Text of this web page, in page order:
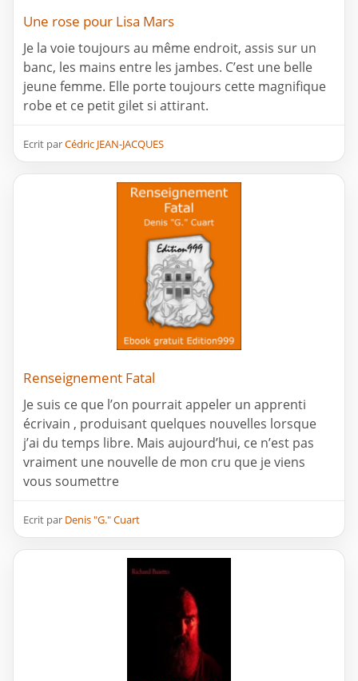
Une rose pour Lisa Mars
Je la voie toujours au même endroit, assis sur un
banc, les mains entre les jambes. C’est une belle
jeune femme. Elle porte toujours cette magnifique
robe et ce petit gilet si attirant.
Ecrit parCédric JEAN-JACQUES
Renseignement Fatal
Je suis ce que l’on pourrait appeler un apprenti
écrivain , produisant quelques nouvelles lorsque
j’ai du temps libre. Mais aujourd’hui, ce n’est pas
vraiment une nouvelle de mon cru que je viens
vous soumettre
Ecrit par Denis "G." Cuart